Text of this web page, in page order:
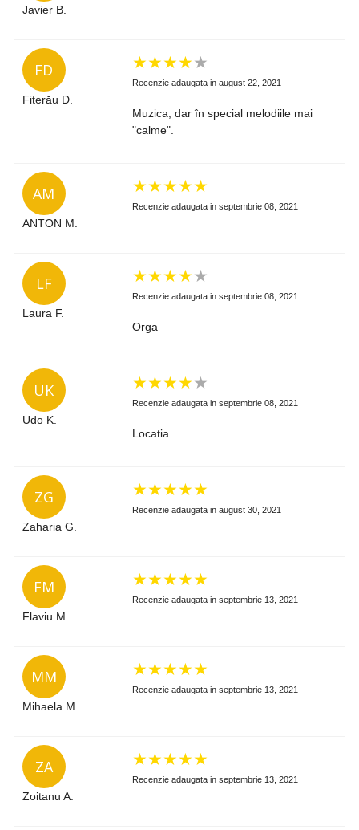
Javier B.
FD
Fiterău D.
★★★★★
Recenzie adaugata in august 22, 2021
Muzica, dar în special melodiile mai
"calme".
AM
ANTON M.
★★★★★
Recenzie adaugata in septembrie 08, 2021
LF
Laura F.
★★★★★
Recenzie adaugata in septembrie 08, 2021
Orga
UK
Udo K.
★★★★★
Recenzie adaugata in septembrie 08, 2021
Locatia
ZG
Zaharia G.
★★★★★
Recenzie adaugata in august 30, 2021
FM
Flaviu M.
★★★★★
Recenzie adaugata in septembrie 13, 2021
MM
Mihaela M.
★★★★★
Recenzie adaugata in septembrie 13, 2021
ZA
Zoitanu A.
★★★★★
Recenzie adaugata in septembrie 13, 2021